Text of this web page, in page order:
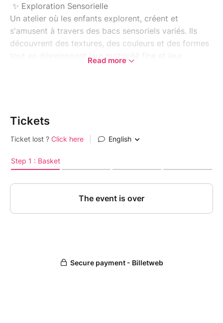
✨ Exploration Sensorielle
Un atelier où les enfants explorent, créent et
s'amusent à travers des bacs sensoriels variés. Ils
découvrent des textures, des couleurs et des formes
tout en développant leur motricité fine et leur
Cet atelier est conçu pour permettre à votre
son développement sensoriel. Nous
que vous ne craignez pas de tacher, car
(parents/enfants)
Aucun remboursement ne sera possible, mais
merci de nous envoyer un mail pour tout
Read more
Tickets